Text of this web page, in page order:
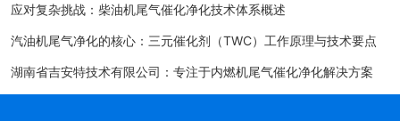
应对复杂挑战：柴油机尾气催化净化技术体系概述
汽油机尾气净化的核心：三元催化剂（TWC）工作原理与技术要点
湖南省吉安特技术有限公司：专注于内燃机尾气催化净化解决方案